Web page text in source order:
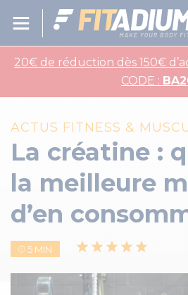
20€ de réduction dès 150€
CODE :
ACTUS FITNESS &
La créatine :
la meilleure
d’en
5 MIN